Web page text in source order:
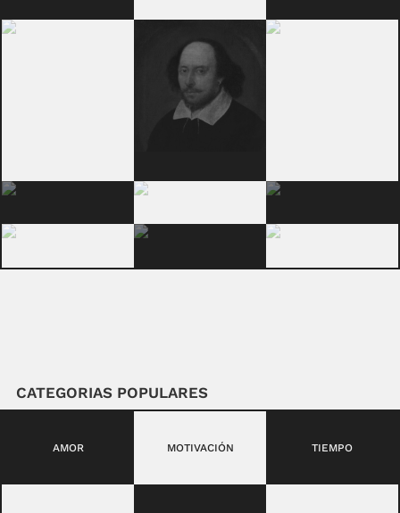
CATEGORIAS POPULARES
AMOR MOTIVACIÓN TIEMPO